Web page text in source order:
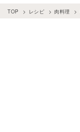
TOP レシピ 肉料理